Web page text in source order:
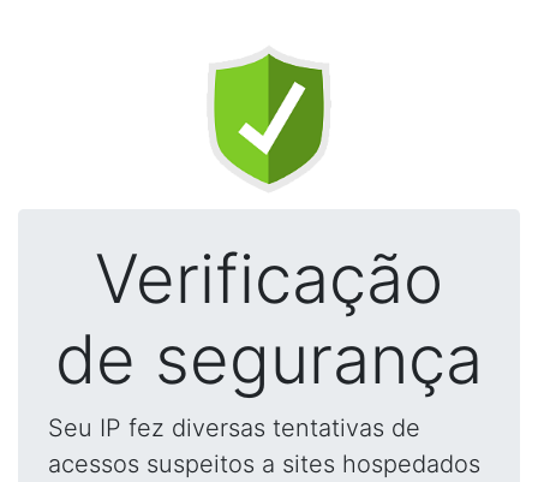
Verificação
de segurança
Seu IP fez diversas tentativas de
acessos suspeitos a sites hospedados